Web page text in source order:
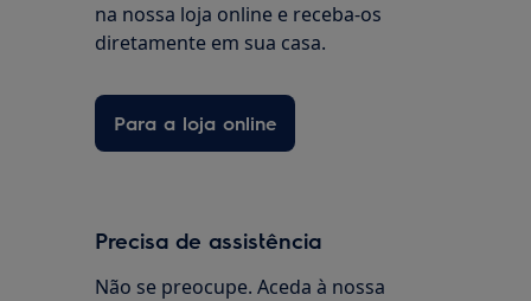
na nossa loja online e receba-os
diretamente em sua casa.
Para a loja online
Precisa de assistência
Não se preocupe. Aceda à nossa